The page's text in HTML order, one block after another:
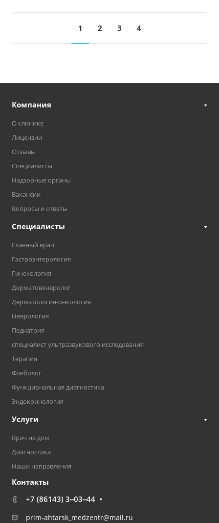
1 2 3 4
Компания
О клинике
Лицензии
Отзывы
Специалисты
Надзорные органы
Вакансии
Вопросы и ответы
Специалисты
Главный врач
Гастроэнтерология
Гинекология
Дерматовенеролог
Дерматология-онкология
Неврология
Педиатрия
специалист ультразвукового исследования
Терапия
Флеболог
Функциональная диагностика
Эндокринология
Услуги
Врач на дом
Диагностика
Наши направления
Контакты
+7 (86143) 3‒03‒44
prim-ahtarsk_medzentr@mail.ru